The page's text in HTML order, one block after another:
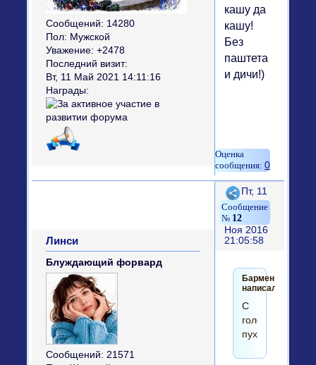
Сообщений: 14280
Пол: Мужской
Уважение: +2478
Последний визит:
Вт, 11 Май 2021 14:11:16
Награды:
кашу да
кашу!
Без
паштета
и дичи!)
0
Поделиться
12
Пт, 11
Ноя 2016
21:05:58
Линси
Блуждающий форвард
Сообщений: 21571
Бармен
написал(а):
С
голодухи
пухну!